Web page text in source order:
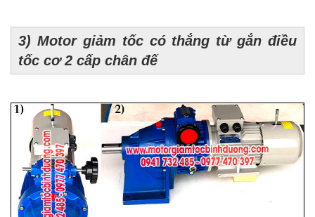
3) Motor giảm tốc có thắng từ gắn điều
tốc cơ 2 cấp chân đế